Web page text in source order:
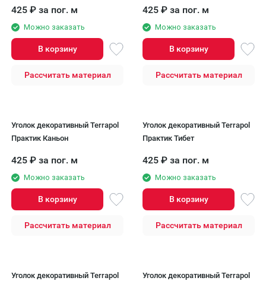
425 ₽ за пог. м
Можно заказать
В корзину
Рассчитать материал
425 ₽ за пог. м
Можно заказать
В корзину
Рассчитать материал
Уголок декоративный Terrapol
Практик Каньон
425 ₽ за пог. м
Можно заказать
В корзину
Рассчитать материал
Уголок декоративный Terrapol
Практик Тибет
425 ₽ за пог. м
Можно заказать
В корзину
Рассчитать материал
Уголок декоративный Terrapol Уголок декоративный Terrapol